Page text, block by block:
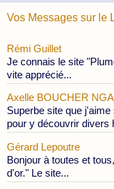
Vos Messages sur le
Rémi Guillet
Je connais le site
vite apprécié...
Axelle BOUCHER
Superbe site que
pour y découvrir
Gérard Lepoutre
Bonjour à toutes et
d'or." Le site...